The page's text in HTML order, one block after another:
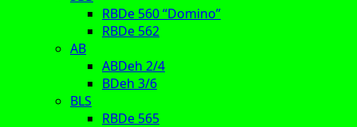
RBDe 560 “Domino”
RBDe 562
AB
ABDeh 2/4
BDeh 3/6
BLS
RBDe 565